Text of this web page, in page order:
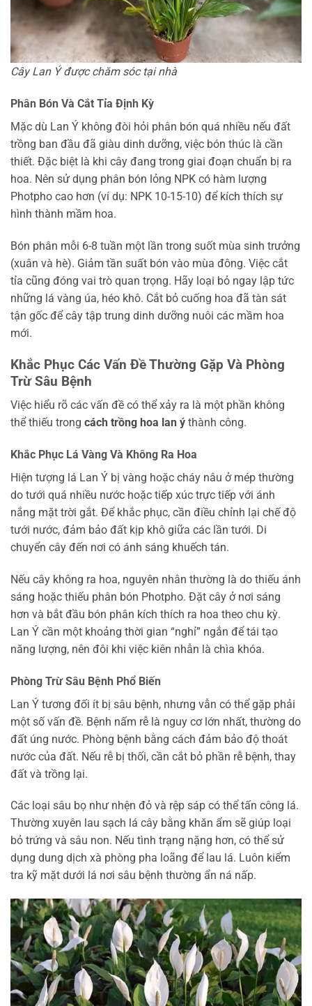
Cây Lan Ý được chăm sóc tại nhà
Phân Bón Và Cắt Tỉa Định Kỳ
Mặc dù Lan Ý không đòi hỏi phân bón quá nhiều nếu đất
trồng ban đầu đã giàu dinh dưỡng, việc bón thúc là cần
thiết. Đặc biệt là khi cây đang trong giai đoạn chuẩn bị ra
hoa. Nên sử dụng phân bón lỏng NPK có hàm lượng
Photpho cao hơn (ví dụ: NPK 10-15-10) để kích thích sự
hình thành mầm hoa.
Bón phân mỗi 6-8 tuần một lần trong suốt mùa sinh trưởng
(xuân và hè). Giảm tần suất bón vào mùa đông. Việc cắt
tỉa cũng đóng vai trò quan trọng. Hãy loại bỏ ngay lập tức
những lá vàng úa, héo khô. Cắt bỏ cuống hoa đã tàn sát
tận gốc để cây tập trung dinh dưỡng nuôi các mầm hoa
mới.
Khắc Phục Các Vấn Đề Thường Gặp Và Phòng
Trừ Sâu Bệnh
Việc hiểu rõ các vấn đề có thể xảy ra là một phần không
thể thiếu trong cách trồng hoa lan ý thành công.
Khắc Phục Lá Vàng Và Không Ra Hoa
Hiện tượng lá Lan Ý bị vàng hoặc cháy nâu ở mép thường
do tưới quá nhiều nước hoặc tiếp xúc trực tiếp với ánh
nắng mặt trời gắt. Để khắc phục, cần điều chỉnh lại chế độ
tưới nước, đảm bảo đất kịp khô giữa các lần tưới. Di
chuyển cây đến nơi có ánh sáng khuếch tán.
Nếu cây không ra hoa, nguyên nhân thường là do thiếu ánh
sáng hoặc thiếu phân bón Photpho. Đặt cây ở nơi sáng
hơn và bắt đầu bón phân kích thích ra hoa theo chu kỳ.
Lan Ý cần một khoảng thời gian “nghỉ” ngắn để tái tạo
năng lượng, nên đôi khi việc kiên nhẫn là chìa khóa.
Phòng Trừ Sâu Bệnh Phổ Biến
Lan Ý tương đối ít bị sâu bệnh, nhưng vẫn có thể gặp phải
một số vấn đề. Bệnh nấm rễ là nguy cơ lớn nhất, thường do
đất úng nước. Phòng bệnh bằng cách đảm bảo độ thoát
nước của đất. Nếu rễ bị thối, cần cắt bỏ phần rễ bệnh, thay
đất và trồng lại.
Các loại sâu bọ như nhện đỏ và rệp sáp có thể tấn công lá.
Thường xuyên lau sạch lá cây bằng khăn ẩm sẽ giúp loại
bỏ trứng và sâu non. Nếu tình trạng nặng hơn, có thể sử
dụng dung dịch xà phòng pha loãng để lau lá. Luôn kiểm
tra kỹ mặt dưới lá nơi sâu bệnh thường ẩn ná nấp.